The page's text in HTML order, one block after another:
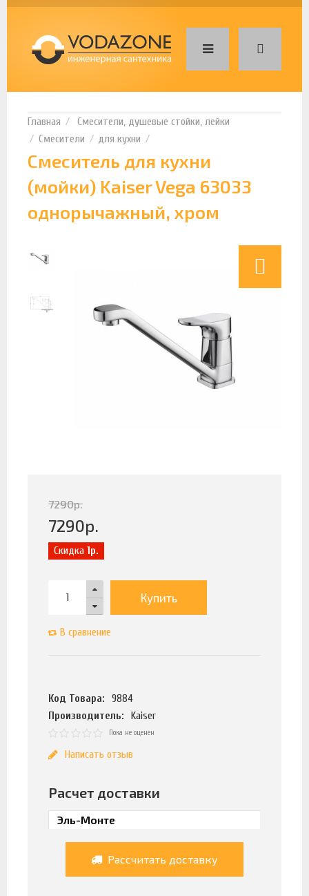
Смесители, душевые стойки, лейки
Смесители
для кухни
Смеситель для кухни
(мойки) Kaiser Vega 63033
однорычажный, хром
7290р.
7290р.
Скидка 1р.
Купить
В сравнение
Код Товара:
9884
Производитель:
Kaiser
Пока не оценен
Написать отзыв
Расчет доставки
Рассчитать доставку